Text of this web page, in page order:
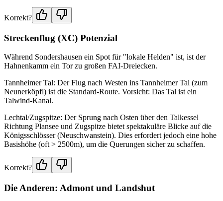
Korrekt?
Streckenflug (XC) Potenzial
Während Sondershausen ein Spot für "lokale Helden" ist, ist der
Hahnenkamm ein Tor zu großen FAI-Dreiecken.
Tannheimer Tal: Der Flug nach Westen ins Tannheimer Tal (zum
Neunerköpfl) ist die Standard-Route. Vorsicht: Das Tal ist ein
Talwind-Kanal.
Lechtal/Zugspitze: Der Sprung nach Osten über den Talkessel
Richtung Plansee und Zugspitze bietet spektakuläre Blicke auf die
Königsschlösser (Neuschwanstein). Dies erfordert jedoch eine hohe
Basishöhe (oft > 2500m), um die Querungen sicher zu schaffen.
Korrekt?
Die Anderen: Admont und Landshut